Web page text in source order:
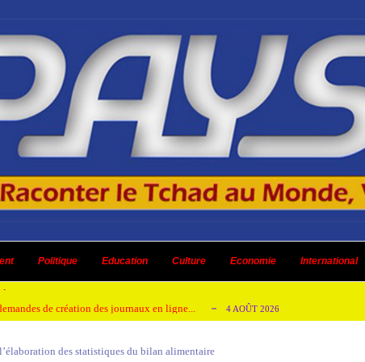
Politique Education Culture Economie International
AOÛT 2026
honorer son ancien leader 2 AOÛT 2026
de création des journaux en ligne... 4 AOÛT 2026
un dividende ni une quelconque plus-... 3 AOÛT 2026
des statistiques du bilan alimentaire